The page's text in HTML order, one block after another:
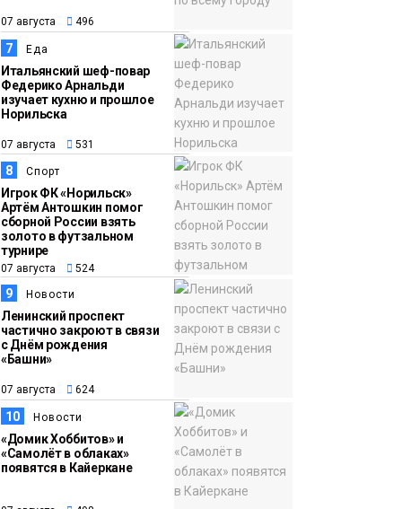
07 августа 496
7 Еда
Итальянский шеф-повар
Федерико Арнальди
изучает кухню и прошлое
Норильска
07 августа 531
8 Спорт
Игрок ФК «Норильск»
Артём Антошкин помог
сборной России взять
золото в футзальном
турнире
07 августа 524
9 Новости
Ленинский проспект
частично закроют в связи
с Днём рождения
«Башни»
07 августа 624
10 Новости
«Домик Хоббитов» и
«Самолёт в облаках»
появятся в Кайеркане